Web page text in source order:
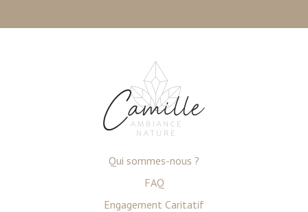
Qui sommes-nous ?
FAQ
Engagement Caritatif